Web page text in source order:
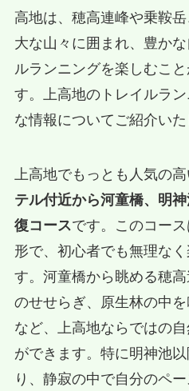
高地は、穂高連峰や乗鞍
大な山々に囲まれ、豊か
ルランニングを楽しむこ
す。上高地のトレイルラ
な情報についてご紹介いた
上高地でもっとも人気の高
テル付近から河童橋、明
復コースです。このコー
形で、初心者でも無理な
す。河童橋から眺める穂
のせせらぎ、原生林の中
など、上高地ならではの
ができます。特に明神池
り、静寂の中で自分のペ